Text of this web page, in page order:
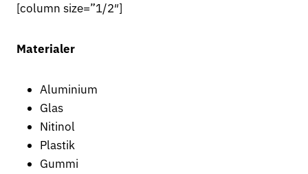
[column size=”1/2″]
Materialer
Aluminium
Glas
Nitinol
Plastik
Gummi